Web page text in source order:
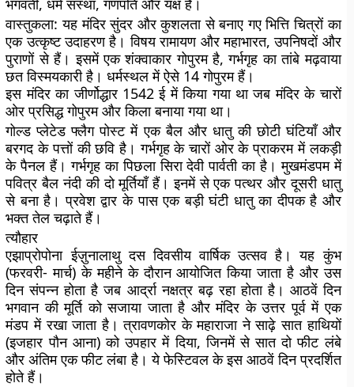
भगवती, धर्म संस्था, गणपति और यक्ष हैं।
वास्तुकला: यह मंदिर सुंदर और कुशलता से बनाए गए भित्ति चित्रों का
एक उत्कृष्ट उदाहरण है। विषय रामायण और महाभारत, उपनिषदों और
पुराणों से हैं। इसमें एक शंक्वाकार गोपुरम है, गर्भगृह का तांबे मढ़वाया
छत विस्मयकारी है। धर्मस्थल में ऐसे 14 गोपुरम हैं।
इस मंदिर का जीर्णोद्धार 1542 ई में किया गया था जब मंदिर के चारों
ओर प्रसिद्ध गोपुरम और किला बनाया गया था।
गोल्ड प्लेटेड फ्लैग पोस्ट में एक बैल और धातु की छोटी घंटियाँ और
बरगद के पत्तों की छवि है। गर्भगृह के चारों ओर के प्राकरम में लकड़ी
के पैनल हैं। गर्भगृह का पिछला सिरा देवी पार्वती का है। मुखमंडपम में
पवित्र बैल नंदी की दो मूर्तियाँ हैं। इनमें से एक पत्थर और दूसरी धातु
से बना है। प्रवेश द्वार के पास एक बड़ी घंटी धातु का दीपक है और
भक्त तेल चढ़ाते हैं।
त्यौहार
एझाप्रोपोना ईज़ुनालाथु दस दिवसीय वार्षिक उत्सव है। यह कुंभ
(फरवरी- मार्च) के महीने के दौरान आयोजित किया जाता है और उस
दिन संपन्न होता है जब आर्द्रा नक्षत्र बढ़ रहा होता है। आठवें दिन
भगवान की मूर्ति को सजाया जाता है और मंदिर के उत्तर पूर्व में एक
मंडप में रखा जाता है। त्रावणकोर के महाराजा ने साढ़े सात हाथियों
(इजहार पौन आना) को उपहार में दिया, जिनमें से सात दो फीट लंबे
और अंतिम एक फीट लंबा है। ये फेस्टिवल के इस आठवें दिन प्रदर्शित
होते हैं।